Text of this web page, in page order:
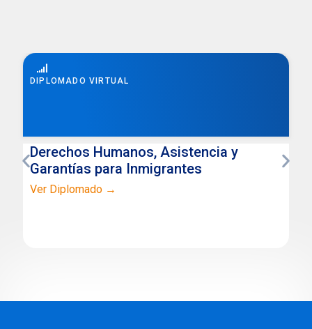
DIPLOMADO VIRTUAL
Derechos Humanos, Asistencia y
Garantías para Inmigrantes
Ver Diplomado →